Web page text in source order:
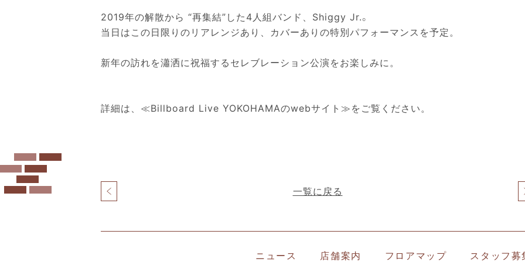
2019年の解散から “再集結”した4人組バンド、Shiggy Jr.。
当日はこの日限りのリアレンジあり、カバーありの特別パフォーマンスを予定。
新年の訪れを瀟洒に祝福するセレブレーション公演をお楽しみに。
詳細は、 ≪Billboard Live YOKOHAMAのwebサイト≫ をご覧ください。
投
ナ
一覧に戻る
ニュース 店舗案内 フロアマップ スタッフ募